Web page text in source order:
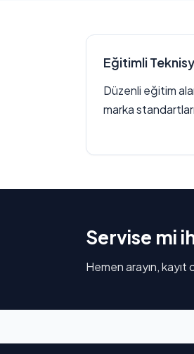
Eğitimli
Düzenli eğitim
marka
Servise mi
Hemen arayın, kayıt